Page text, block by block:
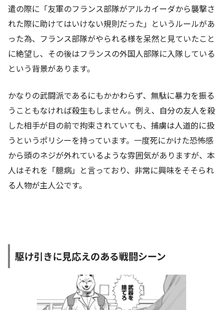
遣の際に「友軍のフランス部隊がアルカイーダから襲撃さ
れた際に助けてはいけない規則だった」というルールがあ
った為、フランス部隊がやられる様を呆然と見ていたこと
に絶望し、その後はフランスの外国人部隊に入隊している
という背景があります。
かなりの武闘派であるにもかかわらず、無駄に暴力を振る
うこともなければ殺生もしません。例え、自分の友人を殺
した相手が目の前で拘束されていても、捕虜は人道的に扱
うというポリシーを持っています。一度死にかけた恐怖感
から頭のネジが外れているような雰囲気がありますが、本
人はそれを「臆病」と言っており、非常に興味をそそられ
る人物が主人公です。
駆け引きに見応えのある戦闘シーン